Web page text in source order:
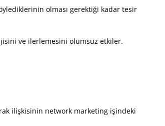
olması gerektiği kadar tesir
ve ilerlemesini olumsuz etkiler.
ilişkisinin network marketing işindeki